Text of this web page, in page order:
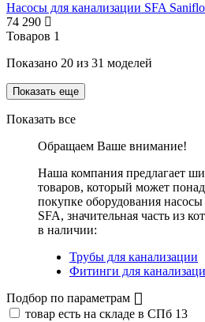
Насосы для канализации SFA
74 290
Товаров 1
Показано 20 из 31 моделей
Показать еще
Показать все
Обращаем Ваше внимание!
Наша компания предлагает
товаров, который может
покупке оборудования насосы
SFA, значительная часть из
в наличии:
Трубы для канализации
Фитинги для
Подбор по параметрам
товар есть на складе в СПб 13